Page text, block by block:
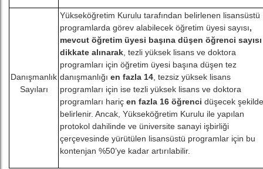
Danışmanlık
Sayıları
Yükseköğretim Kurulu tarafından belirlenen lisansüstü
programlarda görev alabilecek öğretim üyesi sayısı,
mevcut öğretim üyesi başına düşen öğrenci sayısı
dikkate alınarak , tezli yüksek lisans ve doktora
programları için öğretim üyesi başına düşen tez
danışmanlığı en fazla 14 , tezsiz yüksek lisans
programları için ise tezli yüksek lisans ve doktora
programları hariç en fazla 16 öğrenci düşecek şekilde
belirlenir. Ancak, Yükseköğretim Kurulu ile yapılan
protokol dahilinde ve üniversite sanayi işbirliği
çerçevesinde yürütülen lisansüstü programlar için bu
kontenjan %50’ye kadar artırılabilir.